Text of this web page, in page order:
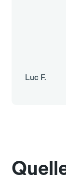
Luc F.